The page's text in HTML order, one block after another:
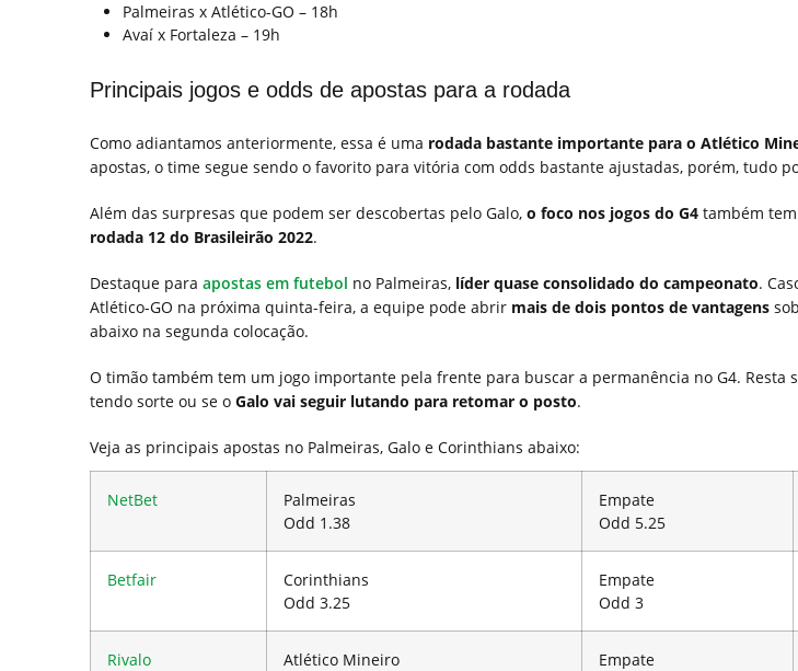
Palmeiras x Atlético-GO – 18h
Avaí x Fortaleza – 19h
Principais jogos e odds de apostas para a rodada
Como adiantamos anteriormente, essa é uma rodada bastante importante para o Atlético
apostas, o time segue sendo o favorito para vitória com odds bastante ajustadas, porém, tudo
Além das surpresas que podem ser descobertas pelo Galo, o foco nos jogos do G4 também
rodada 12 do Brasileirão 2022.
Destaque para apostas em futebol no Palmeiras, líder quase consolidado do campeonato.
Atlético-GO na próxima quinta-feira, a equipe pode abrir mais de dois pontos de vantagens
abaixo na segunda colocação.
O timão também tem um jogo importante pela frente para buscar a permanência no G4. Resta
tendo sorte ou se o Galo vai seguir lutando para retomar o posto.
Veja as principais apostas no Palmeiras, Galo e Corinthians abaixo:
NetBet
Palmeiras
Odd 1.38
Empate
Odd 5.25
Betfair
Corinthians
Odd 3.25
Empate
Odd 3
Rivalo
Atlético Mineiro
Empate